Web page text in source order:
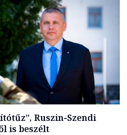
Ruszin-Szendi
is beszélt